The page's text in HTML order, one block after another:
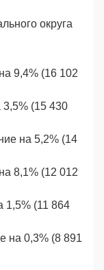
округа
9,4% (16 102
(15 430
на 5,2% (14
8,1% (12 012
1,5% (11 864
на 0,3% (8 891